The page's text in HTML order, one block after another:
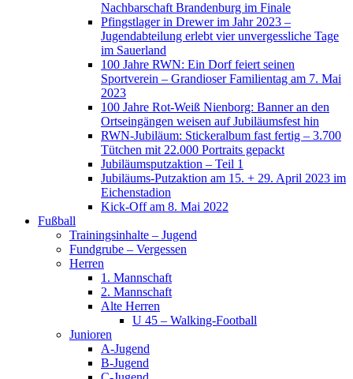
Nachbarschaft Brandenburg im Finale
Pfingstlager in Drewer im Jahr 2023 –
Jugendabteilung erlebt vier unvergessliche Tage
im Sauerland
100 Jahre RWN: Ein Dorf feiert seinen
Sportverein – Grandioser Familientag am 7. Mai
2023
100 Jahre Rot-Weiß Nienborg: Banner an den
Ortseingängen weisen auf Jubiläumsfest hin
RWN-Jubiläum: Stickeralbum fast fertig – 3.700
Tütchen mit 22.000 Portraits gepackt
Jubiläumsputzaktion – Teil 1
Jubiläums-Putzaktion am 15. + 29. April 2023 im
Eichenstadion
Kick-Off am 8. Mai 2022
Fußball
Trainingsinhalte – Jugend
Fundgrube – Vergessen
Herren
1. Mannschaft
2. Mannschaft
Alte Herren
U 45 – Walking-Football
Junioren
A-Jugend
B-Jugend